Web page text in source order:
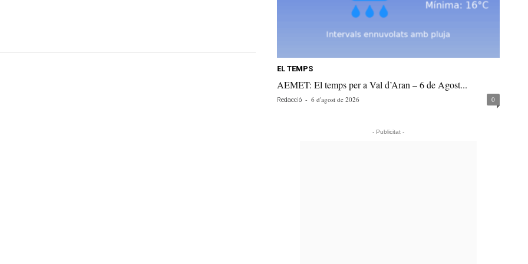
EL TEMPS
AEMET: El temps per a Val d’Aran – 6 de Agost...
Redacció - 6 d'agost de 2026 0
- Publicitat -